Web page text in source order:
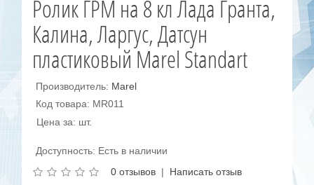
Ролик ГРМ на 8 кл Лада Гранта,
Калина, Ларгус, Датсун
пластиковый Marel Standart
Производитель: Marel
Код товара: MR011
Цена за: шт.
Доступность: Есть в наличии
0 отзывов | Написать отзыв